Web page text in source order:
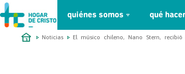
quiénes somos qué
займ онлайн без проверок
Noticias El músico chileno, Nano Stern,